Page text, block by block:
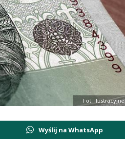
Fot. ilustracyjne
Wyślij na WhatsApp